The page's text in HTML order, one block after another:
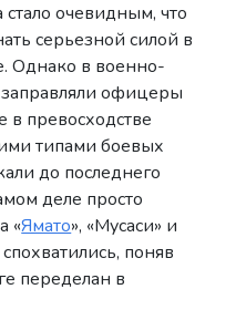
очевидным, что
серьезной силой в
Однако в военно-
офицеры
превосходстве
типами боевых
до последнего
деле просто
«Ямато», «Мусаси» и
поняв
переделан в